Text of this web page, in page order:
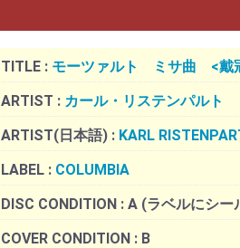
TITLE : モーツァルト ミサ曲 <戴
ARTIST : カール・リステンパルト
ARTIST(日本語) : KARL
LABEL : COLUMBIA
DISC CONDITION : A (ラベルにシー
COVER CONDITION : B